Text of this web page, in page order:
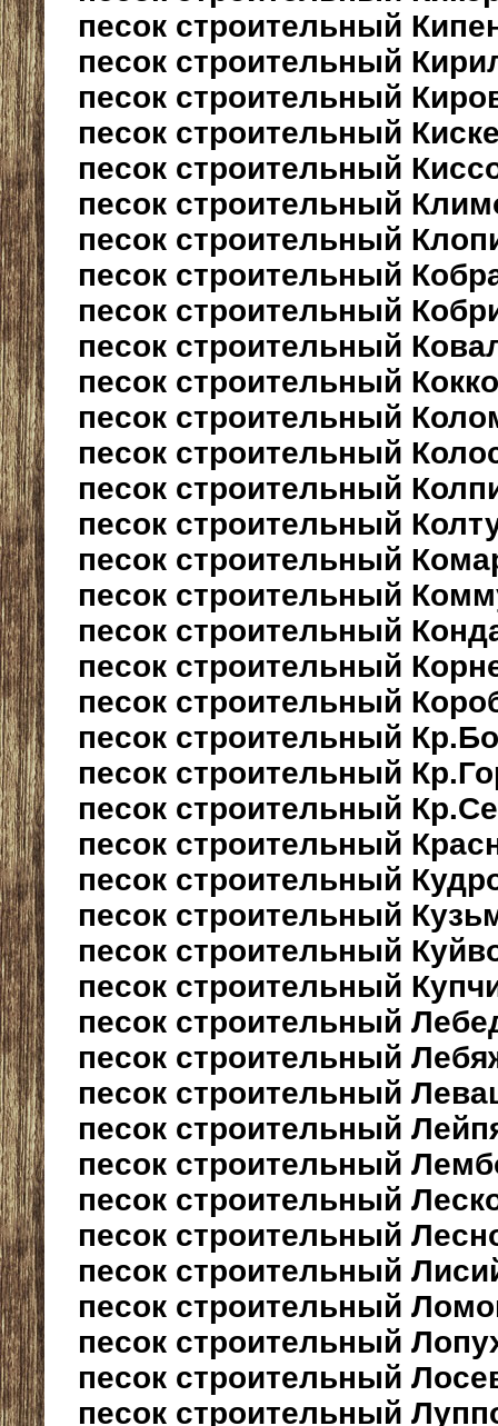
песок строительный
песок строительный
песок строительный
песок строительный
песок строительный
песок строительный
песок строительный
песок строительный
песок строительный
песок строительный
песок строительный
песок строительный
песок строительный
песок строительный
песок строительный
песок строительный
песок строительный
песок строительный
песок строительный
песок строительный
песок строительный
песок строительный
песок строительный
песок строительный
песок строительный
песок строительный
песок строительный
песок строительный
песок строительный
песок строительный
песок строительный
песок строительный
песок строительный
песок строительный
песок строительный
песок строительный
песок строительный
песок строительный
песок строительный
песок строительный